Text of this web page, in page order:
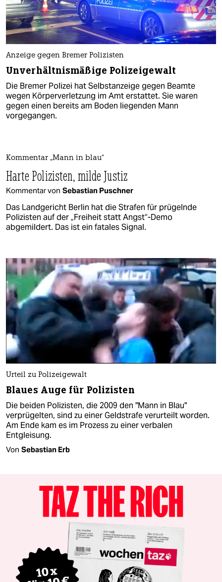
Anzeige gegen Bremer Polizisten
Unverhältnismäßige Polizeigewalt
Die Bremer Polizei hat Selbstanzeige gegen Beamte
wegen Körperverletzung im Amt erstattet. Sie waren
gegen einen bereits am Boden liegenden Mann
vorgegangen.
Kommentar „Mann in blau“
Harte Polizisten, milde Justiz
Kommentar von Sebastian Puschner
Das Landgericht Berlin hat die Strafen für prügelnde
Polizisten auf der „Freiheit statt Angst“-Demo
abgemildert. Das ist ein fatales Signal.
Urteil zu Polizeigewalt
Blaues Auge für Polizisten
Die beiden Polizisten, die 2009 den "Mann in Blau"
verprügelten, sind zu einer Geldstrafe verurteilt worden.
Am Ende kam es im Prozess zu einer verbalen
Entgleisung.
Von Sebastian Erb